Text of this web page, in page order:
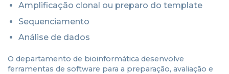
Amplificação clonal ou preparo do template
Sequenciamento
Análise de dados
O departamento de bioinformática desenvolve
ferramentas de software para a preparação, avaliação e